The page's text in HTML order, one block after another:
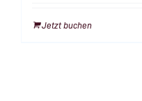
Jetzt buchen